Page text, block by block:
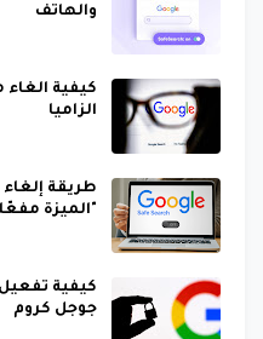
والهاتف
كيفية
الزاميا
طريقة
"الميزة
كيفية
جوجل كروم